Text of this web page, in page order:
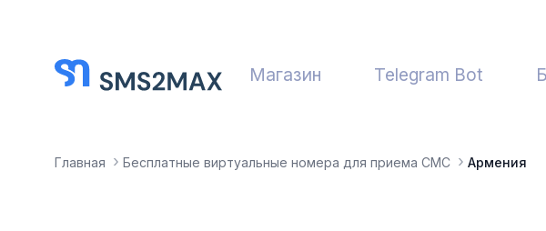
Магазин Telegram Bot
Главная Бесплатные виртуальные номера для приема СМС Армения